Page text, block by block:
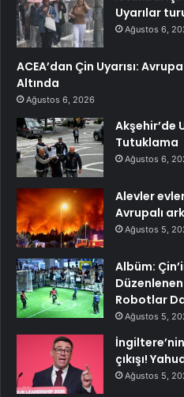
Uyarılar
Ağustos 6,
ACEA’dan Çin Uyarısı:
Altında
Ağustos 6, 2026
Akşehir’de
Tutuklama
Ağustos 6,
Alevler
Avrupalı
Ağustos 5,
Albüm:
Robotlar
Ağustos 5,
çıkışı!
Ağustos 5,